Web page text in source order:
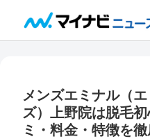
メンズエミナル（
ズ）上野院は脱毛
ミ・料金・特徴を